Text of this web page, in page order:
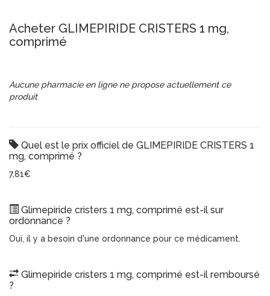
Acheter GLIMEPIRIDE CRISTERS 1 mg,
comprimé
Aucune pharmacie en ligne ne propose actuellement ce
produit
Quel est le prix officiel de GLIMEPIRIDE CRISTERS 1
mg, comprimé ?
7,81€
Glimepiride cristers 1 mg, comprimé est-il sur
ordonnance ?
Oui, il y a besoin d'une ordonnance pour ce médicament.
Glimepiride cristers 1 mg, comprimé est-il remboursé
?